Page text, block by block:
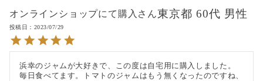
オンラインショップにて購入 東京都 60代 男性
投稿日 2023/07/29
浜幸のジャムが大好きで、この度は自宅用に購入しました。
毎日食べてます。トマトのジャムはもう無くなったのですね、